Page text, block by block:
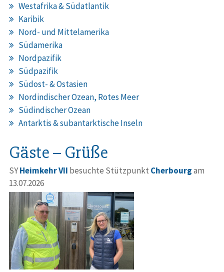
Westafrika & Südatlantik
Karibik
Nord- und Mittelamerika
Südamerika
Nordpazifik
Südpazifik
Südost- & Ostasien
Nordindischer Ozean, Rotes Meer
Südindischer Ozean
Antarktis & subantarktische Inseln
Gäste – Grüße
SYHeimkehr VII besuchte Stützpunkt Cherbourgam
13.07.2026